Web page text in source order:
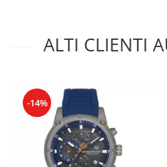
ALTI CLIENTI
-14%